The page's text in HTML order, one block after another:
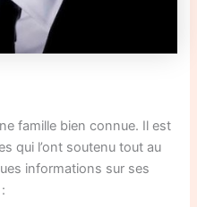
famille bien connue. Il est
qui l’ont soutenu tout au
informations sur ses